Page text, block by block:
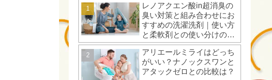
レノアクエン酸in超消臭の
臭い対策と組み合わせにお
すすめの洗濯洗剤｜使い方
と柔軟剤との使い分けのコ
ツ
アリエールミライはどっち
がいい？ナノックスワンと
アタックゼロとの比較は？